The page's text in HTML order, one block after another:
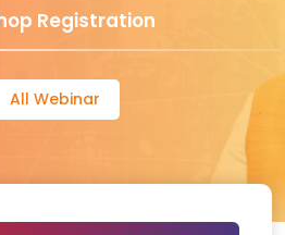
Registration
All Webinar